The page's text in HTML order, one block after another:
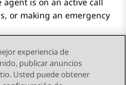
or making an emergency
experiencia de
publicar anuncios
Usted puede obtener